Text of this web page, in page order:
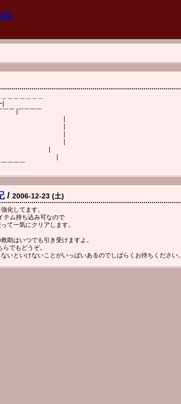
ﾀｰ|
￣￣ |￣￣￣￣
|
ﾍ |
￣￣￣
/ 2006-12-23 (土)
化してます。
テム持ち込み可なので
て一気にクリアします。
助はいつでも引き受けますよ。
でもどうぞ。
いといけないことがいっぱいあるのでしばらくお待ちください。